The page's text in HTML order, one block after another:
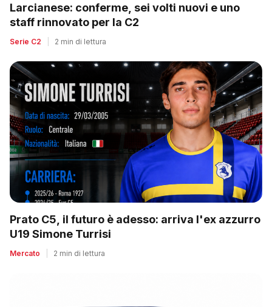
Larcianese: conferme, sei volti nuovi e uno
staff rinnovato per la C2
Serie C2 2 min di lettura
Prato C5, il futuro è adesso: arriva l'ex azzurro
U19 Simone Turrisi
Mercato 2 min di lettura